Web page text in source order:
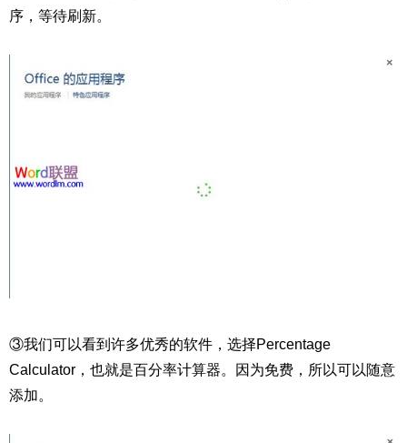
序，等待刷新。
③我们可以看到许多优秀的软件，选择Percentage
Calculator，也就是百分率计算器。因为免费，所以可以随意
添加。